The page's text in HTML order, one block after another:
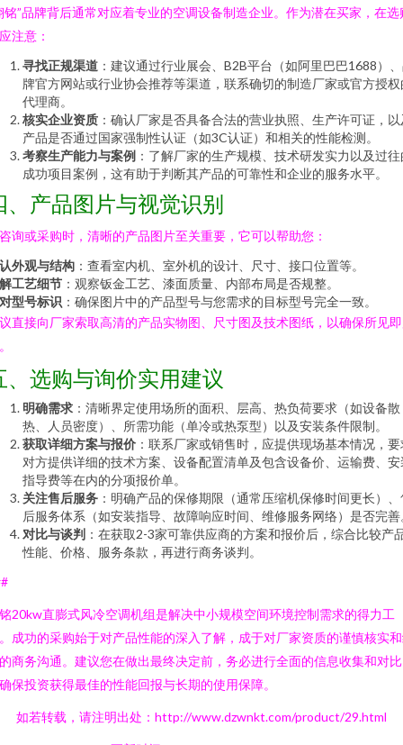
铭”品牌背后通常对应着专业的空调设备制造企业。作为潜在买家，在选
注意：
寻找正规渠道 ：建议通过行业展会、B2B平台（如阿里巴巴1688）
牌官方网站或行业协会推荐等渠道，联系确切的制造厂家或官方授权
代理商。
核实企业资质 ：确认厂家是否具备合法的营业执照、生产许可证，以
产品是否通过国家强制性认证（如3C认证）和相关的性能检测。
考察生产能力与案例 ：了解厂家的生产规模、技术研发实力以及过
成功项目案例，这有助于判断其产品的可靠性和企业的服务水平。
、产品图片与视觉识别
询或采购时，清晰的产品图片至关重要，它可以帮助您：
外观与结构 ：查看室内机、室外机的设计、尺寸、接口位置等。
工艺细节 ：观察钣金工艺、漆面质量、内部布局是否规整。
型号标识 ：确保图片中的产品型号与您需求的目标型号完全一致。
直接向厂家索取高清的产品实物图、尺寸图及技术图纸，以确保所见
、选购与询价实用建议
明确需求 ：清晰界定使用场所的面积、层高、热负荷要求（如设备散
热、人员密度）、所需功能（单冷或热泵型）以及安装条件限制。
获取详细方案与报价 ：联系厂家或销售时，应提供现场基本情况，
对方提供详细的技术方案、设备配置清单及包含设备价、运输费、安
指导费等在内的分项报价单。
关注售后服务 ：明确产品的保修期限（通常压缩机保修时间更长）、
后服务体系（如安装指导、故障响应时间、维修服务网络）是否完善
对比与谈判 ：在获取2-3家可靠供应商的方案和报价后，综合比较产
性能、价格、服务条款，再进行商务谈判。
20kw直膨式风冷空调机组是解决中小规模空间环境控制需求的得力工
成功的采购始于对产品性能的深入了解，成于对厂家资质的谨慎核实
商务沟通。建议您在做出最终决定前，务必进行全面的信息收集和对
保投资获得最佳的性能回报与长期的使用保障。
如若转载，请注明出处：http://www.dzwnkt.com/product/29.html